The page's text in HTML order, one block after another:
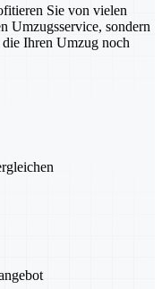
Sie von vielen
Umzugsservice, sondern
Ihren Umzug noch